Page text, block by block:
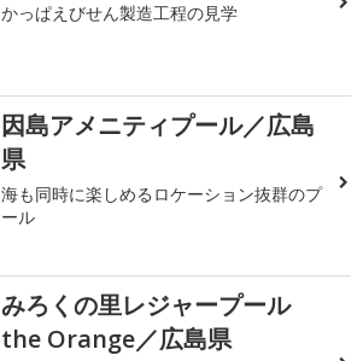
かっぱえびせん製造工程の見学
因島アメニティプール／広島
県
海も同時に楽しめるロケーション抜群のプ
ール
みろくの里レジャープール
the Orange／広島県